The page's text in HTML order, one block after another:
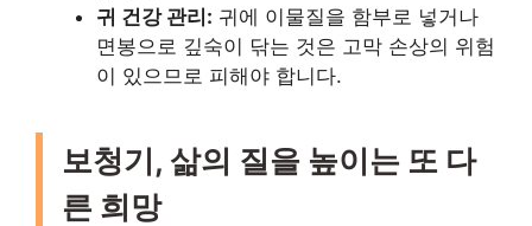
귀 건강 관리: 귀에 이물질을 함부로 넣거나
면봉으로 깊숙이 닦는 것은 고막 손상의 위험
이 있으므로 피해야 합니다.
보청기, 삶의 질을 높이는 또 다
른 희망